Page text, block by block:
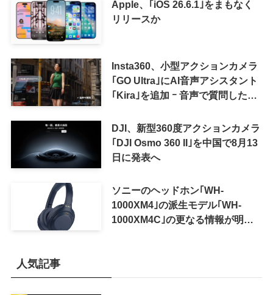
Apple、｢iOS 26.6.1｣をまもなく
リリースか
Insta360、小型アクションカメラ
｢GO Ultra｣にAI音声アシスタント
｢Kira｣を追加 ｰ 音声で質問した
可能に
DJI、新型360度アクションカメラ
｢DJI Osmo 360 II｣を中国で8月13
日に発表へ
ソニーのヘッドホン｢WH-
1000XM4｣の派生モデル｢WH-
1000XM4C｣の更なる情報が明ら
人気記事